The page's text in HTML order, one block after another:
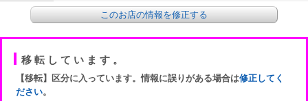
このお店の情報を修正する
移転しています。
【移転】区分に入っています。情報に誤りがある場合は修正してく
ださい。